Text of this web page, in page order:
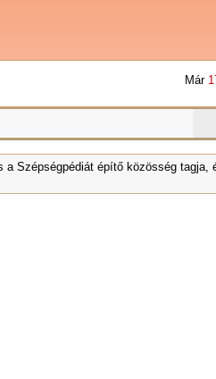
Már
Szépségpédiát építő közösség tagja,